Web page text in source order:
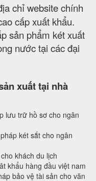
chỉ website chính
cấp xuất khẩu.
sản phẩm két xuất
nước tại các đại
xuất tại nhà
lưu trữ hồ sơ cho ngân
két sắt cho ngân
khách du lịch
khẩu hàng đầu việt nam
bảo vệ tài sản cho văn